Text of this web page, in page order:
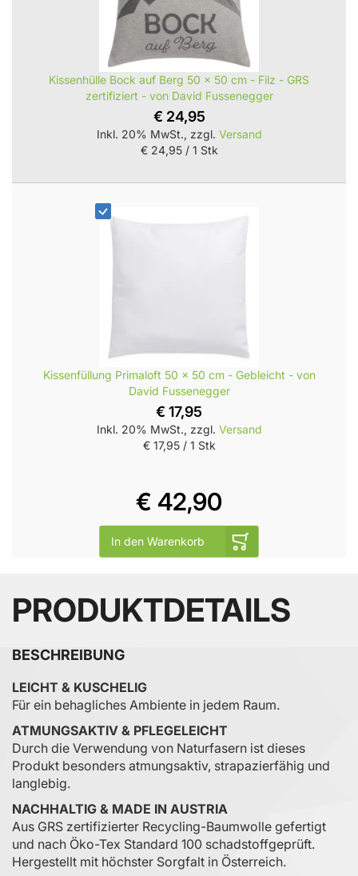
Kissenhülle Bock auf Berg 50 x 50 cm - Filz - GRS
zertifiziert - von David Fussenegger
€ 24,95
Inkl. 20% MwSt., zzgl. Versand
€ 24,95/ 1 Stk
Kissenfüllung Primaloft 50 x 50 cm - Gebleicht - von
David Fussenegger
€ 17,95
Inkl. 20% MwSt., zzgl. Versand
€ 17,95/ 1 Stk
€ 42,90
In den Warenkorb
PRODUKTDETAILS
BESCHREIBUNG
LEICHT & KUSCHELIG
Für ein behagliches Ambiente in jedem Raum.
ATMUNGSAKTIV & PFLEGELEICHT
Durch die Verwendung von Naturfasern ist dieses
Produkt besonders atmungsaktiv, strapazierfähig und
langlebig.
NACHHALTIG & MADE IN AUSTRIA
Aus GRS zertifizierter Recycling-Baumwolle gefertigt
und nach Öko-Tex Standard 100 schadstoffgeprüft.
Hergestellt mit höchster Sorgfalt in Österreich.